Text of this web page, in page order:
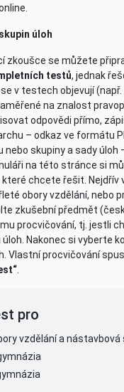
úloh
zkoušce se můžete
testů, jednak
v testech objevují (např.
na znalost
odpovědi přímo,
– odkaz ve formátu
skupiny a sady úloh
na této stránce si
které chcete řešit. Nejdřív
obory vzdělání, nebo
zkušební předmět
procvičování, tj. jestli
Nakonec si vyberte
Vlastní procvičování
.
pro
vzdělání a nástavbová